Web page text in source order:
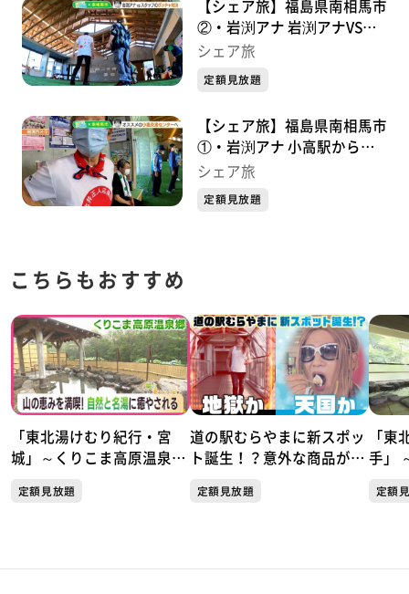
【シェア旅】福島県南相馬市
②・岩渕アナ 岩渕アナVSス
タッフのボッチャ対決
シェア旅
定額見放題
【シェア旅】福島県南相馬市
①・岩渕アナ 小高駅からス
タート！(2023/11/2)
シェア旅
定額見放題
こちらもおすすめ
「東北湯けむり紀行・宮
城」～くりこま高原温泉郷
定額見放題
道の駅むらやまに新スポッ
ト誕生！？意外な商品が人
だけしか楽しめない極上の
定額見放題
「東
手」
定額